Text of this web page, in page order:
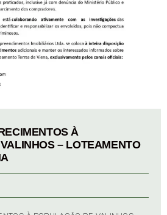
À
– LOTEAMENTO